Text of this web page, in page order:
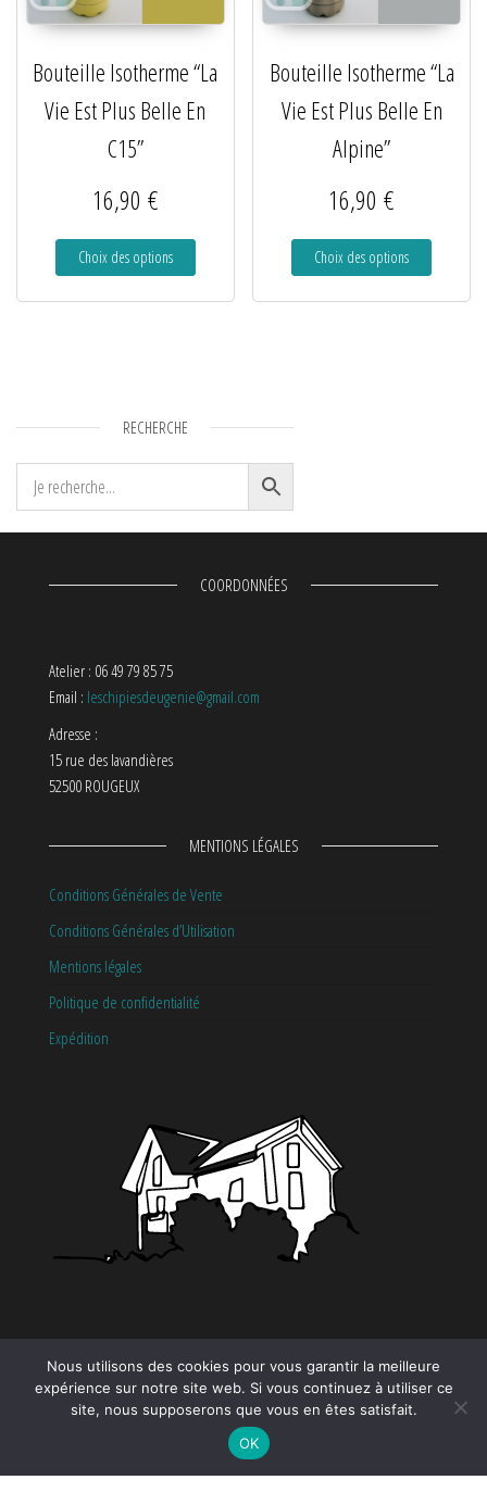
Bouteille Isotherme “La
Vie Est Plus Belle En
C15”
16,90 €
Choix des options
Bouteille Isotherme “La
Vie Est Plus Belle En
Alpine”
16,90€
Choix des options
RECHERCHE
COORDONNÉES
Atelier : 06 49 79 85 75
Email : leschipiesdeugenie@gmail.com
Adresse :
15 rue des lavandières
52500 ROUGEUX
MENTIONS LÉGALES
Conditions Générales de Vente
Conditions Générales d’Utilisation
Mentions légales
Politique de confidentialité
Expédition
CATÉGORIES
Tendance
Nous utilisons des cookies pour vous garantir la meilleure
expérience sur notre site web. Si vous continuez à utiliser ce
site, nous supposerons que vous en êtes satisfait.
OK